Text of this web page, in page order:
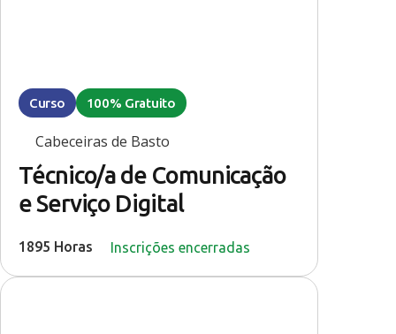
Curso 100% Gratuito
Cabeceiras de Basto
Técnico/a de Comunicação
e Serviço Digital
1895 Horas Inscrições encerradas